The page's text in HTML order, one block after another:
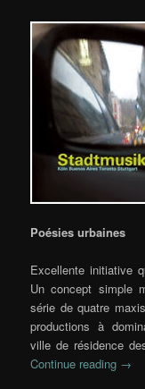
Poésies urbaines
Excellente initiative
Un concept simple
série de quatre
productions à
ville de résidence
Continue reading →